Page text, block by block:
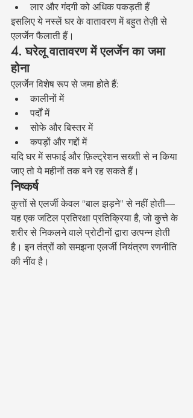
लार और गंदगी को अधिक पकड़ती हैं
इसलिए ये नस्लें घर के वातावरण में बहुत तेज़ी से
एलर्जेन फैलाती हैं।
4. घरेलू वातावरण में एलर्जेन का जमा
होना
एलर्जेन विशेष रूप से जमा होते हैं:
कालीनों में
पर्दों में
सोफे और बिस्तर में
कपड़ों और गद्दों में
यदि घर में सफाई और फ़िल्ट्रेशन सख्ती से न किया
जाए तो ये महीनों तक बने रह सकते हैं।
निष्कर्ष
कुत्तों से एलर्जी केवल “बाल झड़ने” से नहीं होती—
यह एक जटिल प्रतिरक्षा प्रतिक्रिया है, जो कुत्ते के
शरीर से निकलने वाले प्रोटीनों द्वारा उत्पन्न होती
है। इन तंत्रों को समझना एलर्जी नियंत्रण रणनीति
की नींव है।